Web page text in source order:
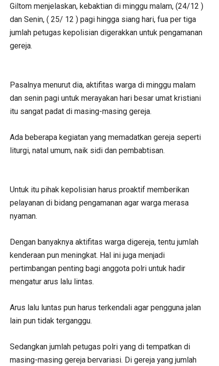
Giltom menjelaskan, kebaktian di minggu malam, (24/12 )
dan Senin, ( 25/ 12 ) pagi hingga siang hari, fua per tiga
jumlah petugas kepolisian digerakkan untuk pengamanan
gereja.
Pasalnya menurut dia, aktifitas warga di minggu malam
dan senin pagi untuk merayakan hari besar umat kristiani
itu sangat padat di masing-masing gereja.
Ada beberapa kegiatan yang memadatkan gereja seperti
liturgi, natal umum, naik sidi dan pembabtisan.
Untuk itu pihak kepolisian harus proaktif memberikan
pelayanan di bidang pengamanan agar warga merasa
nyaman.
Dengan banyaknya aktifitas warga digereja, tentu jumlah
kenderaan pun meningkat. Hal ini juga menjadi
pertimbangan penting bagi anggota polri untuk hadir
mengatur arus lalu lintas.
Arus lalu luntas pun harus terkendali agar pengguna jalan
lain pun tidak terganggu.
Sedangkan jumlah petugas polri yang di tempatkan di
masing-masing gereja bervariasi. Di gereja yang jumlah